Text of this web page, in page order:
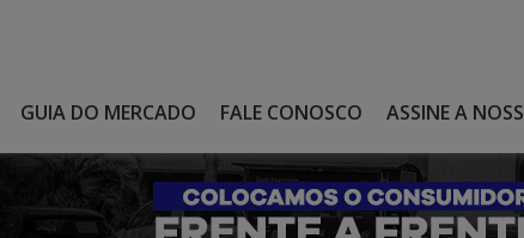
GUIA DO MERCADO FALE CONOSCO ASSINE A